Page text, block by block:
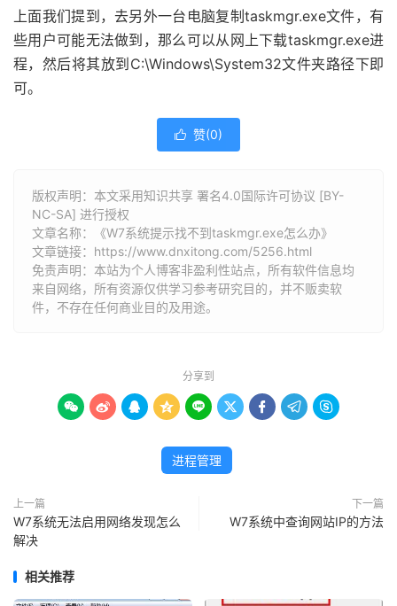
上面我们提到，去另外一台电脑复制taskmgr.exe文件，有
些用户可能无法做到，那么可以从网上下载taskmgr.exe进
程，然后将其放到C:\Windows\System32文件夹路径下即
可。
 赞(0)
版权声明：本文采用知识共享 署名4.0国际许可协议 [BY-
NC-SA] 进行授权
文章名称：《W7系统提示找不到taskmgr.exe怎么办》
文章链接： https://www.dnxitong.com/5256.html
免责声明：本站为个人博客非盈利性站点，所有软件信息均
来自网络，所有资源仅供学习参考研究目的，并不贩卖软
件，不存在任何商业目的及用途。
分享到
        
进程管理
上一篇
W7系统无法启用网络发现怎么
解决
下一篇
W7系统中查询网站IP的方法
相关推荐